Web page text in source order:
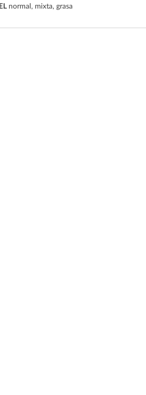
normal, mixta, grasa